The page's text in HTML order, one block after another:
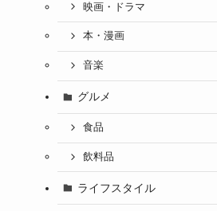
映画・ドラマ
本・漫画
音楽
グルメ
食品
飲料品
ライフスタイル